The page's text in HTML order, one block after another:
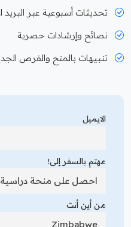
تحديثات أسبوعية عبر البريد
نصائح وإرشادات حصرية
تنبيهات بالمنح والفرص
الايميل
مهتم بالسفر إلى!
من أين أنت